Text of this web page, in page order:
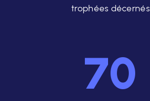
trophées décernés
70